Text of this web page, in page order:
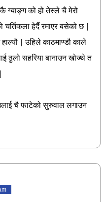
ग्याङ्ग को हो तेस्ले चै मेरो
चर्तिकला हेर्दै रमाएर बसेको छ |
| उहिले काठमाण्डौ काले
ठुलो सहरिया बानाउन खोज्थे त
चै फाटेको सुरुवाल लगाउन